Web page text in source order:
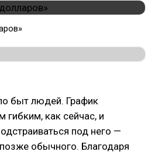
быт людей. График
гибким, как сейчас, и
под него —
обычного. Благодаря